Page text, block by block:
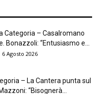
Categoria – Casalromano
Bonazzoli: “Entusiasmo e...
6 Agosto 2026
– La Cantera punta sul
“Bisognerà...